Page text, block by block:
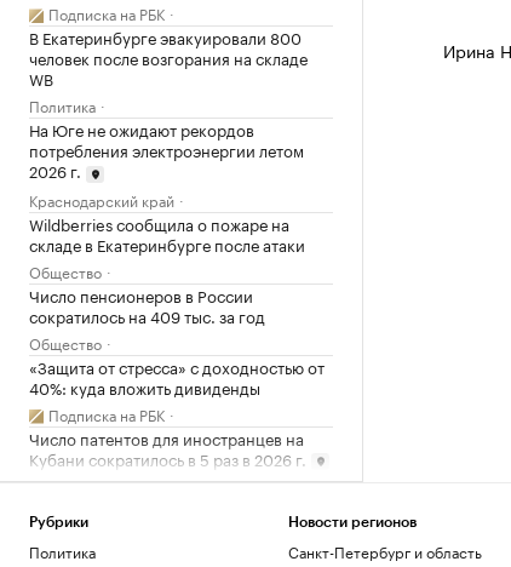
Подписка на РБК
В Екатеринбурге эвакуировали 800
человек после возгорания на складе
WB
Политика
На Юге не ожидают рекордов
потребления электроэнергии летом
2026 г.
Краснодарский край
Wildberries сообщила о пожаре на
складе в Екатеринбурге после атаки
Общество
Число пенсионеров в России
сократилось на 409 тыс. за год
Общество
«Защита от стресса» с доходностью от
40%: куда вложить дивиденды
Подписка на РБК
Число патентов для иностранцев на
Кубани сократилось в 5 раз в 2026 г.
Краснодарский край
Соглашение о партнерстве ЕАЭС и ОАЭ
вступит в силу 6 октября
Политика
Ирина
Рубрики
Политика
Новости регионов
Санкт-Петербург и область